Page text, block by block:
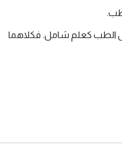
الطب كعلم شامل. فكلاهما